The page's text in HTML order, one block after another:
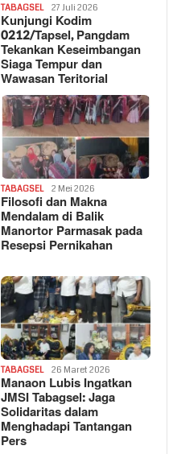
TABAGSEL 27 Juli 2026
Kunjungi Kodim
0212/Tapsel, Pangdam
Tekankan Keseimbangan
Siaga Tempur dan
Wawasan Teritorial
TABAGSEL 2 Mei 2026
Filosofi dan Makna
Mendalam di Balik
Manortor Parmasak pada
Resepsi Pernikahan
TABAGSEL 26 Maret 2026
Manaon Lubis Ingatkan
JMSI Tabagsel: Jaga
Solidaritas dalam
Menghadapi Tantangan
Pers